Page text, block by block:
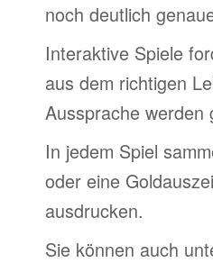
noch deutlich
Interaktive Spiele
aus dem richtigen
Aussprache werden
In jedem Spiel
oder eine
ausdrucken.
Sie können auch